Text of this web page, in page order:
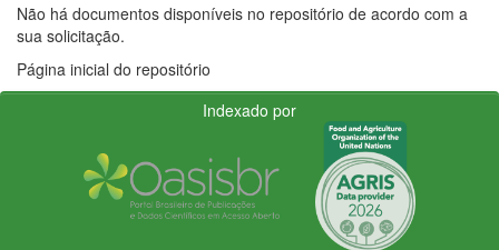
Não há documentos disponíveis no repositório de acordo com a
sua solicitação.
Página inicial do repositório
Indexado por